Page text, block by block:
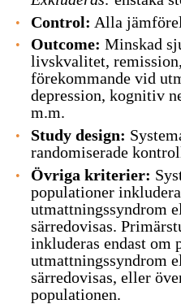
Control: Alla
Outcome: Minskad
livskvalitet,
förekommande vid
depression, kognitiv
m.m.
Study design:
randomiserade
Övriga kriterier:
populationer
utmattningssyndrom
särredovisas.
inkluderas endast om
utmattningssyndrom
särredovisas, eller
populationen.